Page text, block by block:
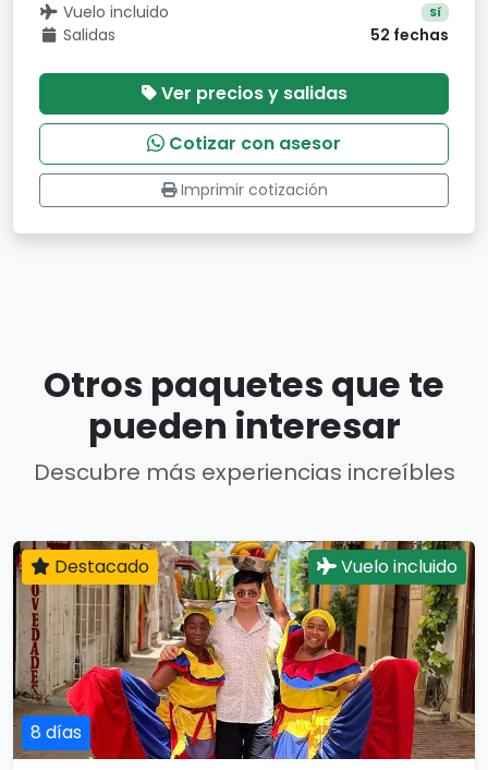
Vuelo incluido Sí
Salidas 52 fechas
Ver precios y salidas
Cotizar con asesor
Imprimir cotización
Otros paquetes que te
pueden interesar
Descubre más experiencias increíbles
8 días
Destacado Vuelo incluido